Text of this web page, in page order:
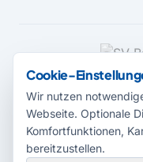
MEDIENPARTNER
Cookie-
Wir nutzen
Webseite. Optionale
Komfortfunktionen,
bereitzustellen.